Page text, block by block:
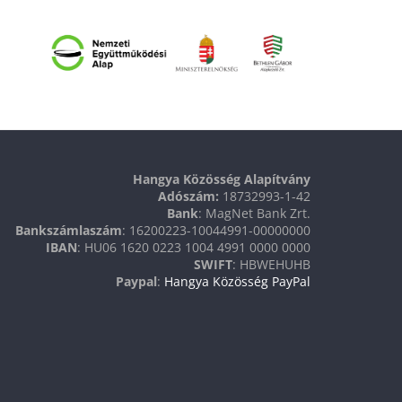
Hangya Közösség Alapítvány
Adószám: 18732993-1-42
Bank: MagNet Bank Zrt.
Bankszámlaszám: 16200223-10044991-00000000
IBAN: HU06 1620 0223 1004 4991 0000 0000
SWIFT: HBWEHUHB
Paypal: Hangya Közösség PayPal